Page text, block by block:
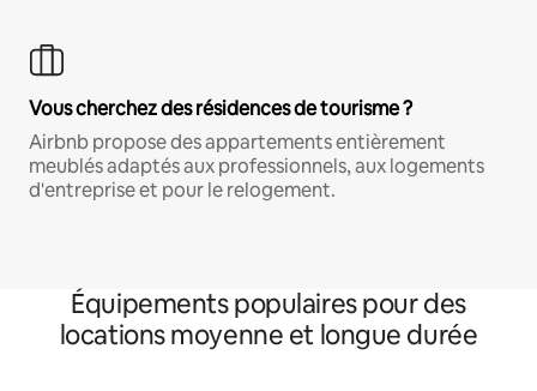
Vous cherchez des résidences de tourisme ?
Airbnb propose des appartements entièrement
meublés adaptés aux professionnels, aux logements
d'entreprise et pour le relogement.
Équipements populaires pour des
locations moyenne et longue durée